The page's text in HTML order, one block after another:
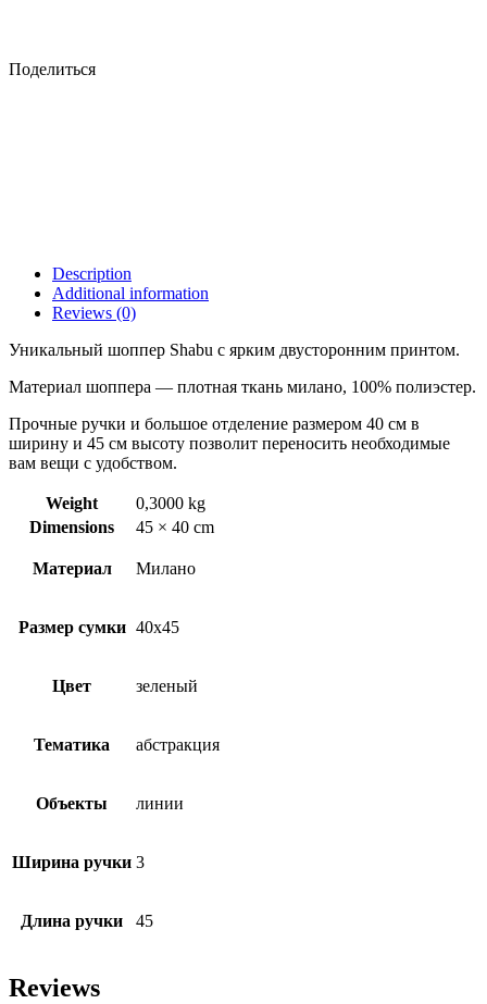
Поделиться
Description
Additional information
Reviews (0)
Уникальный шоппер Shabu с ярким двусторонним принтом.
Материал шоппера — плотная ткань милано, 100% полиэстер.
Прочные ручки и большое отделение размером 40 см в
ширину и 45 см высоту позволит переносить необходимые
вам вещи с удобством.
Weight
0,3000 kg
Dimensions
45 × 40 cm
Материал Милано
Размер сумки 40х45
Цвет зеленый
Тематика абстракция
Объекты линии
Ширина ручки 3
Длина ручки 45
Reviews